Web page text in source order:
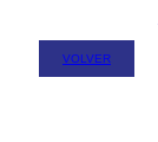
VOLVER